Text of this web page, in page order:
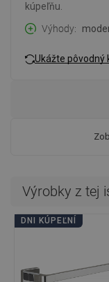
kúpeľňu.
Výhody
Ukážte pôvodný
Výrobky z tej
DNI KÚPEĽNÍ